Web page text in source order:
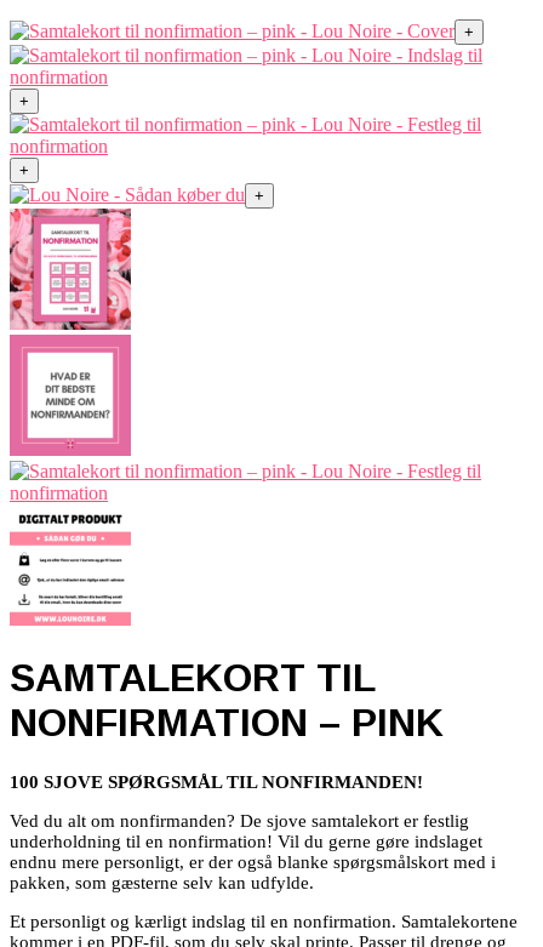
+
+
+
+
SAMTALEKORT TIL
NONFIRMATION – PINK
100 SJOVE SPØRGSMÅL TIL NONFIRMANDEN!
Ved du alt om nonfirmanden? De sjove samtalekort er festlig
underholdning til en nonfirmation! Vil du gerne gøre indslaget
endnu mere personligt, er der også blanke spørgsmålskort med i
pakken, som gæsterne selv kan udfylde.
Et personligt og kærligt indslag til en nonfirmation. Samtalekortene
kommer i en PDF-fil, som du selv skal printe. Passer til drenge og